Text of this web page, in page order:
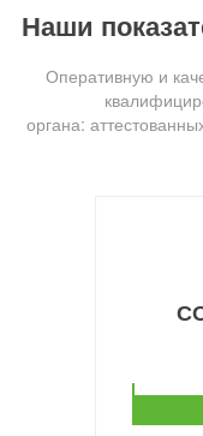
Наши
Оперативную и
органа: